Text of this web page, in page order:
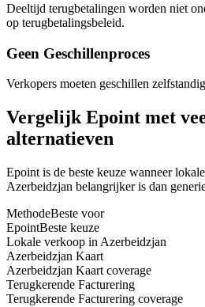
Deeltijd terugbetalingen worden niet
op terugbetalingsbeleid.
Geen Geschillenproces
Verkopers moeten geschillen
Vergelijk Epoint met
alternatieven
Epoint is de beste keuze wanneer
Azerbeidzjan belangrijker is dan
MethodeBeste voor
EpointBeste keuze
Lokale verkoop in Azerbeidzjan
Azerbeidzjan Kaart
Azerbeidzjan Kaart coverage
Terugkerende Facturering
Terugkerende Facturering coverage